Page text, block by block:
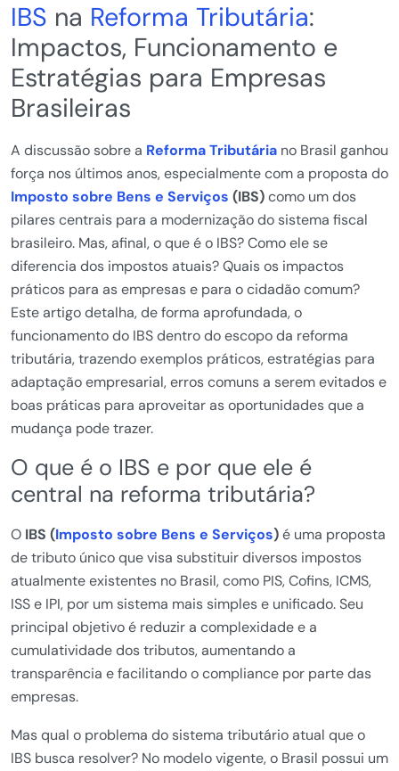
IBS na Reforma Tributária:
Impactos, Funcionamento e
Estratégias para Empresas
Brasileiras
A discussão sobre a Reforma Tributária no Brasil ganhou
força nos últimos anos, especialmente com a proposta do
Imposto sobre Bens e Serviços (IBS)como um dos
pilares centrais para a modernização do sistema fiscal
brasileiro. Mas, afinal, o que é o IBS? Como ele se
diferencia dos impostos atuais? Quais os impactos
práticos para as empresas e para o cidadão comum?
Este artigo detalha, de forma aprofundada, o
funcionamento do IBS dentro do escopo da reforma
tributária, trazendo exemplos práticos, estratégias para
adaptação empresarial, erros comuns a serem evitados e
boas práticas para aproveitar as oportunidades que a
mudança pode trazer.
O que é o IBS e por que ele é
central na reforma tributária?
O IBS (Imposto sobre Bens e Serviços)é uma proposta
de tributo único que visa substituir diversos impostos
atualmente existentes no Brasil, como PIS, Cofins, ICMS,
ISS e IPI, por um sistema mais simples e unificado. Seu
principal objetivo é reduzir a complexidade e a
cumulatividade dos tributos, aumentando a
transparência e facilitando o compliance por parte das
empresas.
Mas qual o problema do sistema tributário atual que o
IBS busca resolver? No modelo vigente, o Brasil possui um